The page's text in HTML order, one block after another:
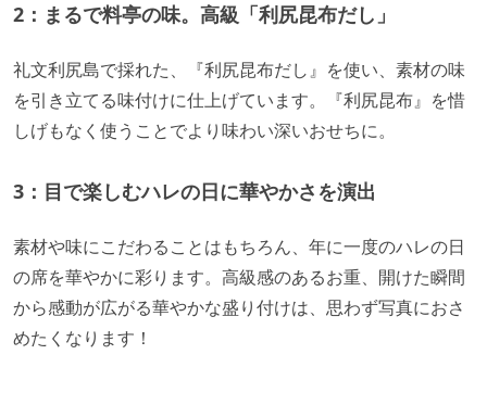
2：まるで料亭の味。高級「利尻昆布だし」
礼文利尻島で採れた、『利尻昆布だし』を使い、素材の味
を引き立てる味付けに仕上げています。『利尻昆布』を惜
しげもなく使うことでより味わい深いおせちに。
3：目で楽しむハレの日に華やかさを演出
素材や味にこだわることはもちろん、年に一度のハレの日
の席を華やかに彩ります。高級感のあるお重、開けた瞬間
から感動が広がる華やかな盛り付けは、思わず写真におさ
めたくなります！